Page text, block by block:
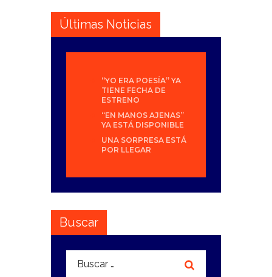
Últimas Noticias
“YO ERA POESÍA” YA
TIENE FECHA DE
ESTRENO
“EN MANOS AJENAS”
YA ESTÁ DISPONIBLE
UNA SORPRESA ESTÁ
POR LLEGAR
Buscar
Buscar: